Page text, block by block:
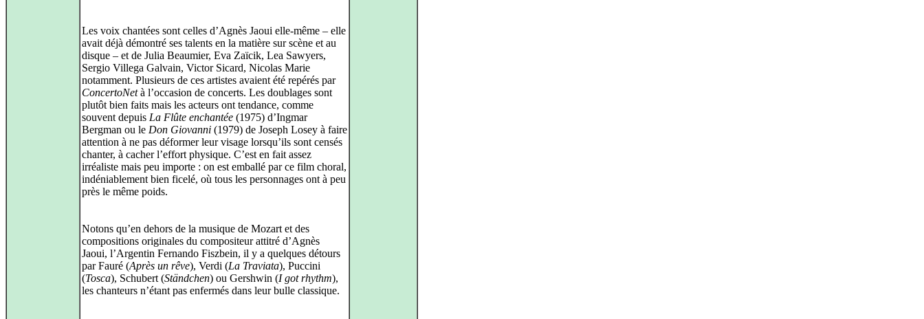
Les voix chantées sont celles d’Agnès Jaoui elle‑même – elle
avait déjà démontré ses talents en la matière sur scène et au
disque – et de Julia Beaumier, Eva Zaïcik, Lea Sawyers,
Sergio Villega Galvain, Victor Sicard, Nicolas Marie
notamment. Plusieurs de ces artistes avaient été repérés par
ConcertoNetà l’occasion de concerts. Les doublages sont
plutôt bien faits mais les acteurs ont tendance, comme
souvent depuis La Flûte enchantée (1975) d’Ingmar
Bergman ou le Don Giovanni (1979) de Joseph Losey à faire
attention à ne pas déformer leur visage lorsqu’ils sont censés
chanter, à cacher l’effort physique. C’est en fait assez
irréaliste mais peu importe : on est emballé par ce film choral,
indéniablement bien ficelé, où tous les personnages ont à peu
près le même poids.
Notons qu’en dehors de la musique de Mozart et des
compositions originales du compositeur attitré d’Agnès
Jaoui, l’Argentin Fernando Fiszbein, il y a quelques détours
par Fauré (Après un rêve), Verdi (La Traviata), Puccini
(Tosca), Schubert (Ständchen) ou Gershwin (I got rhythm),
les chanteurs n’étant pas enfermés dans leur bulle classique.